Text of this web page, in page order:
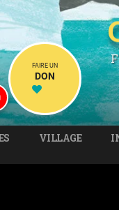
FAIRE UN
DON
VILLAGE